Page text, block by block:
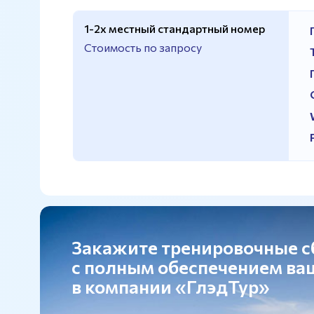
1-2х местный стандартный номер
Стоимость по запросу
Закажите тренировочные
с полным обеспечением
в компании «ГлэдТур»